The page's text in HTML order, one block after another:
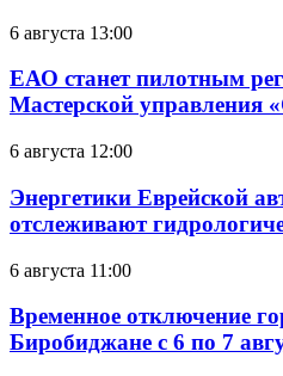
6 августа 13:00
ЕАО станет пилотным
Мастерской управления
6 августа 12:00
Энергетики Еврейской
отслеживают
6 августа 11:00
Временное отключение
Биробиджане с 6 по 7